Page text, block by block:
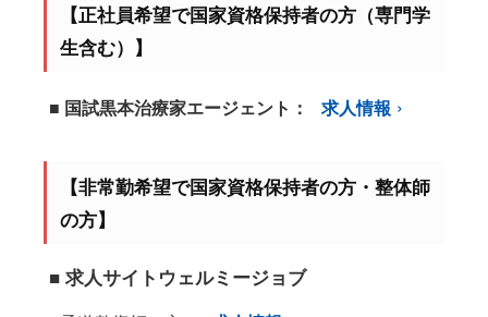
【正社員希望で国家資格保持者の方（専門学
生含む）】
■ 国試黒本治療家エージェント： 求人情報
【非常勤希望で国家資格保持者の方・整体師
の方】
■ 求人サイトウェルミージョブ